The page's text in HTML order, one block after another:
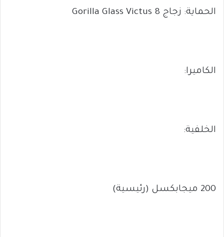
الحماية: زجاج Gorilla Glass Victus 8
الكاميرا:
الخلفية:
200 ميجابكسل (رئيسية)